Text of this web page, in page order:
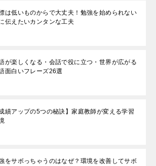
は低いものからで大丈夫！勉強を始められない
伝えたいカンタンな工夫
が楽しくなる・会話で役に立つ・世界が広がる
面白いフレーズ26選
成績アップの5つの秘訣】家庭教師が変える学習
をサボっちゃうのはなぜ？環境を改善してサボ